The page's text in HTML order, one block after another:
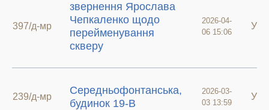
397/д-мр
звернення Ярослава
Чепкаленко щодо
перейменування
скверу
2026-04-
06 15:06
У
239/д-мр
Середньофонтанська,
будинок 19-В
2026-03-
03 13:59
У